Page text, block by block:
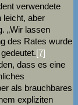
verwendete
leicht, aber
„Wir lassen
des Rates wurde
[7]
dass es eine
als brauchbares
expliziten